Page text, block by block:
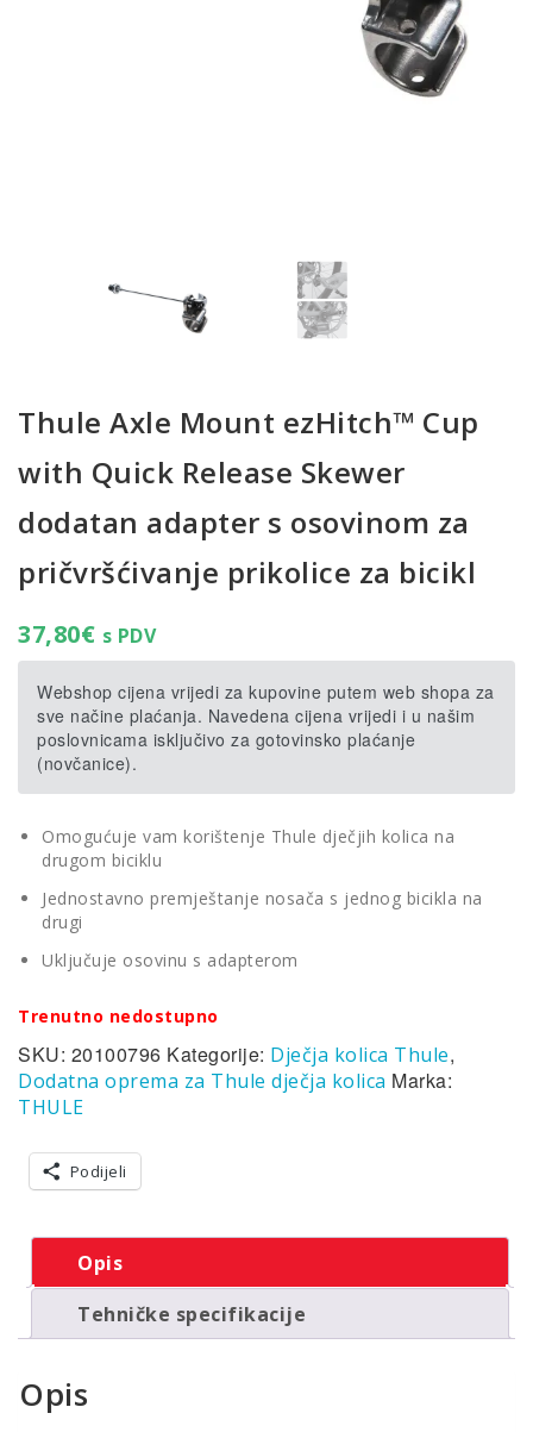
Thule Axle Mount ezHitch™ Cup
with Quick Release Skewer
dodatan adapter s osovinom za
pričvršćivanje prikolice za bicikl
37,80€ s PDV
Webshop cijena vrijedi za kupovine putem web shopa za
sve načine plaćanja. Navedena cijena vrijedi i u našim
poslovnicama isključivo za gotovinsko plaćanje
(novčanice).
Omogućuje vam korištenje Thule dječjih kolica na
drugom biciklu
Jednostavno premještanje nosača s jednog bicikla na
drugi
Uključuje osovinu s adapterom
Trenutno nedostupno
SKU: 20100796 Kategorije: Dječja kolica Thule,
Dodatna oprema za Thule dječja kolica Marka:
THULE
Podijeli
Opis
Tehničke specifikacije
Opis